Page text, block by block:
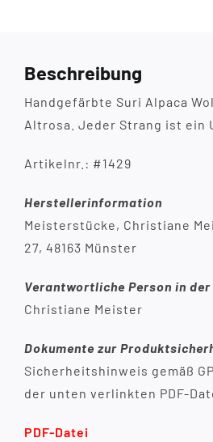
Beschreibung
Handgefärbte Suri Alpaca
Altrosa. Jeder Strang ist ein
Artikelnr.: #1429
Herstellerinformation
Meisterstücke, Christiane
27, 48163 Münster
Verantwortliche Person in der
Christiane Meister
Dokumente zur
Sicherheitshinweis gemäß
der unten verlinkten PDF-
PDF-Datei